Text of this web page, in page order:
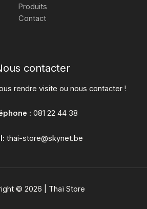
Produits
Contact
contacter
rendre visite ou nous contacter !
: 081 22 44 38
thai-store@skynet.be
© 2026 | Thaï Store